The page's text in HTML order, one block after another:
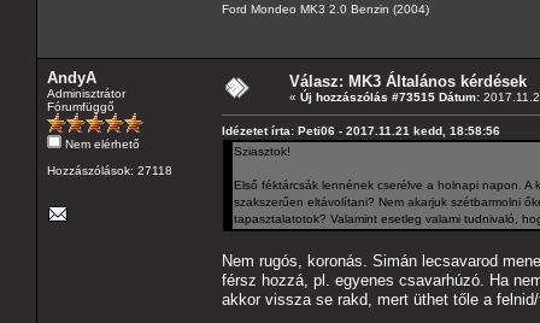
Ford Mondeo MK3 2.0 Benzin (2004)
AndyA
Adminisztrátor
Fórumfüggő
Nem elérhető
Hozzászólások: 27118
Válasz: MK3 Általános kérdések
« Új hozzászólás #73515 Dátum:
Idézetet írta: Peti06 - 2017.11.21 kedd, 18:58:56
Sziasztok!
Első féktárcsák lennének cserélve a holnapi napon.
szakszerűen eltávolítani? Nem akarjuk szétbarmolni
tapasztalatotok? Valamint esetleg valami tudnivaló,
Nem rugós, koronás. Simán lecsavarod
férsz hozzá, pl. egyenes csavarhúzó. Ha
akkor vissza se rakd, mert üthet tőle a